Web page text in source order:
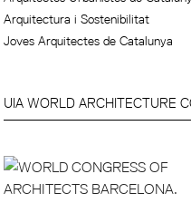
Arquitectura i Sostenibilitat
Joves Arquitectes de Catalunya
UIA WORLD ARCHITECTURE